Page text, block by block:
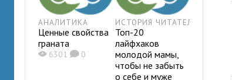
АНАЛИТИКА
Ценные свойства
граната
X6301K0
ИСТОРИЯ ЧИТАТЕЛЯ
Топ-20
лайфхаков
молодой мамы,
чтобы не забыть
о себе и муже